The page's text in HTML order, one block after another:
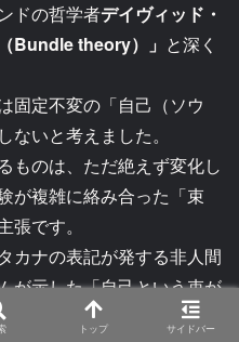
ドの哲学者デイヴィッド・
Bundle theory）」 と深く
固定不変の「自己（ソウ
いと考えました。
ものは、ただ絶えず変化し
が複雑に絡み合った「束
張です。
カナの表記が発する非人間
が示した「自己という束が
のは何もない」という空虚
トップ サイドバー